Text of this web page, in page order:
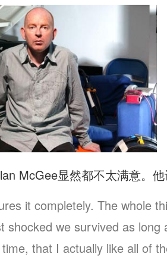
McGee显然都不太满意。
it completely. The whole
shocked we survived as long
that I actually like all of